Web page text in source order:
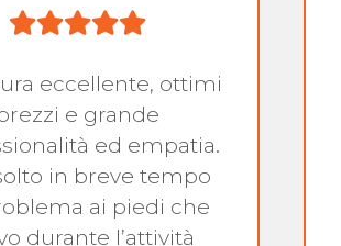
eccellente, ottimi
e grande
ed empatia.
in breve tempo
ai piedi che
durante l’attività